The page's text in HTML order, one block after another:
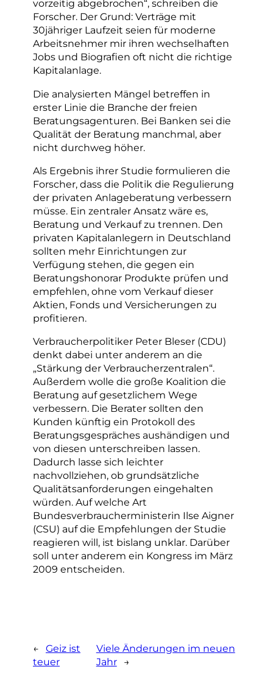
vorzeitig abgebrochen“, schreiben die
Forscher. Der Grund: Verträge mit
30jähriger Laufzeit seien für moderne
Arbeitsnehmer mir ihren wechselhaften
Jobs und Biografien oft nicht die richtige
Kapitalanlage.
Die analysierten Mängel betreffen in
erster Linie die Branche der freien
Beratungsagenturen. Bei Banken sei die
Qualität der Beratung manchmal, aber
nicht durchweg höher.
Als Ergebnis ihrer Studie formulieren die
Forscher, dass die Politik die Regulierung
der privaten Anlageberatung verbessern
müsse. Ein zentraler Ansatz wäre es,
Beratung und Verkauf zu trennen. Den
privaten Kapitalanlegern in Deutschland
sollten mehr Einrichtungen zur
Verfügung stehen, die gegen ein
Beratungshonorar Produkte prüfen und
empfehlen, ohne vom Verkauf dieser
Aktien, Fonds und Versicherungen zu
profitieren.
Verbraucherpolitiker Peter Bleser (CDU)
denkt dabei unter anderem an die
„Stärkung der Verbraucherzentralen“.
Außerdem wolle die große Koalition die
Beratung auf gesetzlichem Wege
verbessern. Die Berater sollten den
Kunden künftig ein Protokoll des
Beratungsgespräches aushändigen und
von diesen unterschreiben lassen.
Dadurch lasse sich leichter
nachvollziehen, ob grundsätzliche
Qualitätsanforderungen eingehalten
würden. Auf welche Art
Bundesverbraucherministerin Ilse Aigner
(CSU) auf die Empfehlungen der Studie
reagieren will, ist bislang unklar. Darüber
soll unter anderem ein Kongress im März
2009 entscheiden.
← Geiz ist
teuer
Viele Änderungen im neuen
Jahr
→